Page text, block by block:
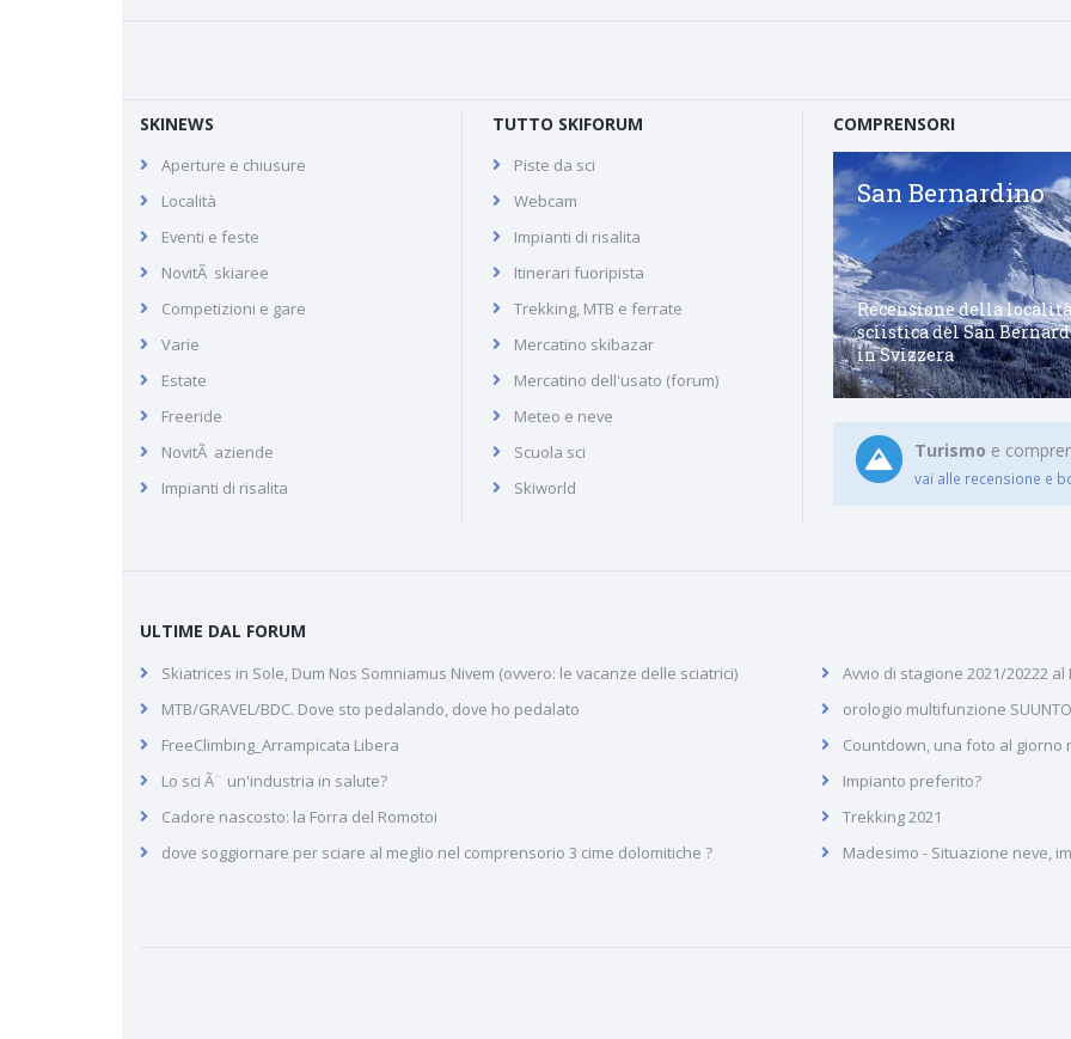
SKINEWS
Aperture e chiusure
Località
Eventi e feste
NovitÃ skiaree
Competizioni e gare
Varie
Estate
Freeride
NovitÃ aziende
Impianti di risalita
TUTTO SKIFORUM
Piste da sci
Webcam
Impianti di risalita
Itinerari fuoripista
Trekking, MTB e ferrate
Mercatino skibazar
Mercatino dell'usato (forum)
Meteo e neve
Scuola sci
Skiworld
COMPRENSORI
Macugnaga
Macugnaga, località sciistica
Arabba
Comprensorio sciistico di
dolomiti venete
San Bernardino
Recensione della località
sciistica del San
in Svizzera
Turismo e
vai alle recensione e
ULTIME DAL FORUM
Skiatrices in Sole, Dum Nos Somniamus Nivem (ovvero: le vacanze delle sciatrici)
MTB/GRAVEL/BDC. Dove sto pedalando, dove ho pedalato
FreeClimbing_Arrampicata Libera
Lo sci Ã¨ un'industria in salute?
Cadore nascosto: la Forra del Romotoi
dove soggiornare per sciare al meglio nel comprensorio 3 cime dolomitiche ?
Avvio di stagione 2021/20222
orologio multifunzione SUUNTO
Countdown, una foto al giorno
Impianto preferito?
Trekking 2021
Madesimo - Situazione neve,